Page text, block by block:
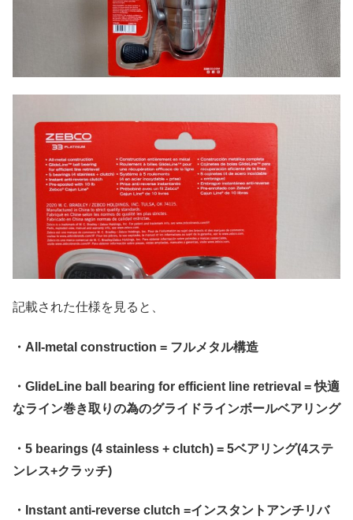
記載された仕様を見ると、
・All-metal construction = フルメタル構造
・GlideLine ball bearing for efficient line retrieval = 快適
なライン巻き取りの為のグライドラインボールベアリング
・5 bearings (4 stainless + clutch) = 5ベアリング(4ステ
ンレス+クラッチ)
・Instant anti-reverse clutch =インスタントアンチリバ